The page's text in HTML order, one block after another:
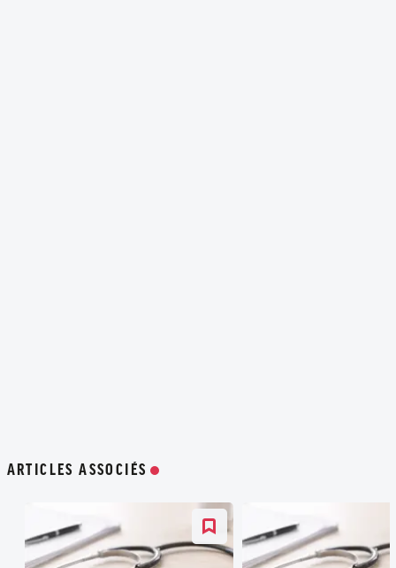
ARTICLES ASSOCIÉS